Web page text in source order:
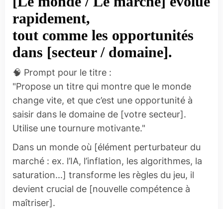
rapidement,
tout comme les opportunités
dans [secteur / domaine].
🧠 Prompt pour le titre :
"Propose un titre qui montre que le monde
change vite, et que c’est une opportunité à
saisir dans le domaine de [votre secteur].
Utilise une tournure motivante."
Dans un monde où [élément perturbateur du
marché : ex. l’IA, l’inflation, les algorithmes, la
saturation...] transforme les règles du jeu, il
devient crucial de [nouvelle compétence à
maîtriser].